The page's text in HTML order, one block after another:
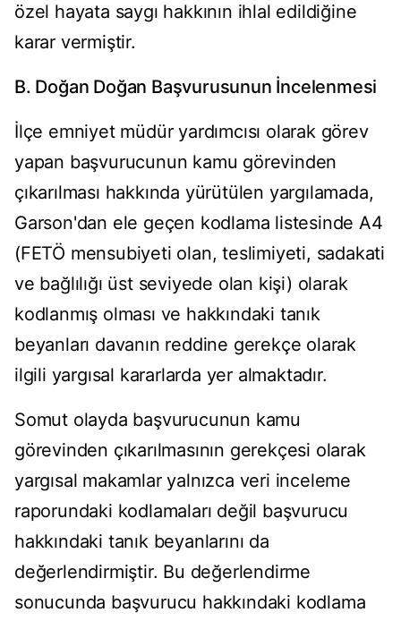
özel hayata saygı hakkının ihlal edildiğine
karar vermiştir.
B. Doğan Doğan Başvurusunun İncelenmesi
İlçe emniyet müdür yardımcısı olarak görev
yapan başvurucunun kamu görevinden
çıkarılması hakkında yürütülen yargılamada,
Garson'dan ele geçen kodlama listesinde A4
(FETÖ mensubiyeti olan, teslimiyeti, sadakati
ve bağlılığı üst seviyede olan kişi) olarak
kodlanmış olması ve hakkındaki tanık
beyanları davanın reddine gerekçe olarak
ilgili yargısal kararlarda yer almaktadır.
Somut olayda başvurucunun kamu
görevinden çıkarılmasının gerekçesi olarak
yargısal makamlar yalnızca veri inceleme
raporundaki kodlamaları değil başvurucu
hakkındaki tanık beyanlarını da
değerlendirmiştir. Bu değerlendirme
sonucunda başvurucu hakkındaki kodlama